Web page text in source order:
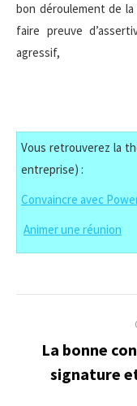
bon déroulement de
faire preuve
agressif,
Vous retrouverez la
entreprise) :
Convaincre avec
Animer une réunion
deLa bonne
signature